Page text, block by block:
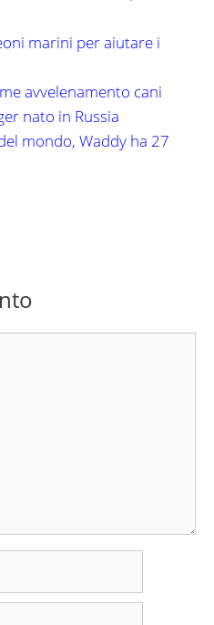
marini per aiutare i
avvelenamento cani
nato in Russia
mondo, Waddy ha 27